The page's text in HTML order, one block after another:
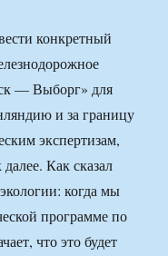
конкретный
— Выборг» для
и за границу
экспертизам,
Как сказал
когда мы
программе по
что это будет